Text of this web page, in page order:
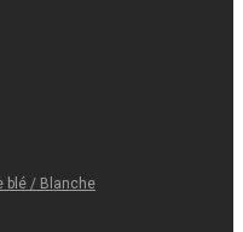
blé / Blanche